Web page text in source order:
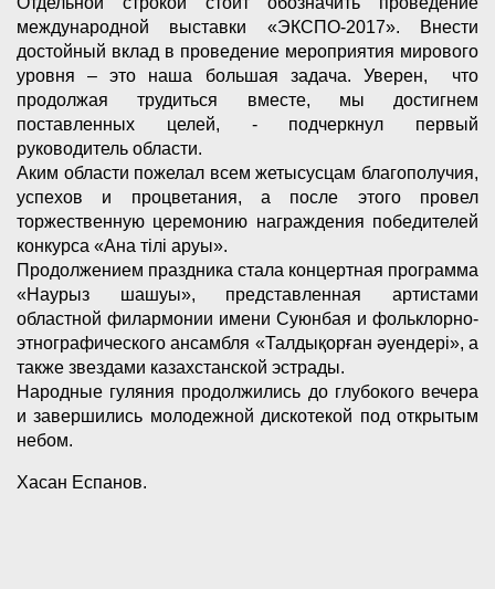
международной выставки «ЭКСПО-2017». Внести
достойный вклад в проведение мероприятия мирового
уровня – это наша большая задача. Уверен, что
продолжая трудиться вместе, мы достигнем
поставленных целей, - подчеркнул первый
руководитель области.
Аким области пожелал всем жетысусцам благополучия,
успехов и процветания, а после этого провел
торжественную церемонию награждения победителей
конкурса «Ана тілі аруы».
Продолжением праздника стала концертная программа
«Наурыз шашуы», представленная артистами
областной филармонии имени Суюнбая и фольклорно-
этнографического ансамбля «Талдықорған әуендері», а
также звездами казахстанской эстрады.
Народные гуляния продолжились до глубокого вечера
и завершились молодежной дискотекой под открытым
небом.
Хасан Еспанов.